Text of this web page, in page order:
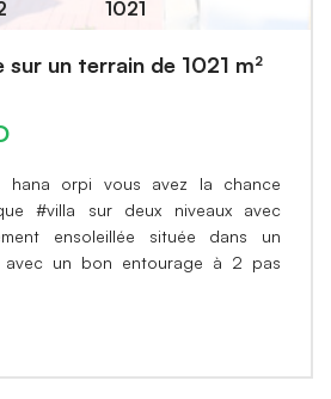
1021
sur un terrain de 1021 m²
hana orpi vous avez la chance
#villa sur deux niveaux avec
ensoleillée située dans un
avec un bon entourage à 2 pas